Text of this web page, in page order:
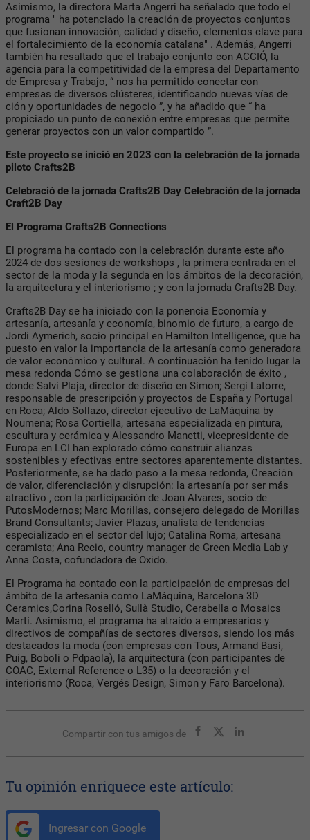
Asimismo, la directora Marta Angerri ha señalado que todo el
programa " ha potenciado la creación de proyectos conjuntos
que fusionan innovación, calidad y diseño, elementos clave para
el fortalecimiento de la economía catalana" . Además, Angerri
también ha resaltado que el trabajo conjunto con ACCIÓ, la
agencia para la competitividad de la empresa del Departamento
de Empresa y Trabajo, “ nos ha permitido conectar con
empresas de diversos clústeres, identificando nuevas vías de
ción y oportunidades de negocio ”, y ha añadido que “ ha
propiciado un punto de conexión entre empresas que permite
generar proyectos con un valor compartido ”.
Este proyecto se inició en 2023 con la celebración de la jornada
piloto Crafts2B
Celebració de la jornada Crafts2B Day Celebración de la jornada
Craft2B Day
El Programa Crafts2B Connections
El programa ha contado con la celebración durante este año
2024 de dos sesiones de workshops , la primera centrada en el
sector de la moda y la segunda en los ámbitos de la decoración,
la arquitectura y el interiorismo ; y con la jornada Crafts2B Day.
Crafts2B Day se ha iniciado con la ponencia Economía y
artesanía, artesanía y economía, binomio de futuro, a cargo de
Jordi Aymerich, socio principal en Hamilton Intelligence, que ha
puesto en valor la importancia de la artesanía como generadora
de valor económico y cultural. A continuación ha tenido lugar la
mesa redonda Cómo se gestiona una colaboración de éxito ,
donde Salvi Plaja, director de diseño en Simon; Sergi Latorre,
responsable de prescripción y proyectos de España y Portugal
en Roca; Aldo Sollazo, director ejecutivo de LaMáquina by
Noumena; Rosa Cortiella, artesana especializada en pintura,
escultura y cerámica y Alessandro Manetti, vicepresidente de
Europa en LCI han explorado cómo construir alianzas
sostenibles y efectivas entre sectores aparentemente distantes.
Posteriormente, se ha dado paso a la mesa redonda, Creación
de valor, diferenciación y disrupción: la artesanía por ser más
atractivo , con la participación de Joan Alvares, socio de
PutosModernos; Marc Morillas, consejero delegado de Morillas
Brand Consultants; Javier Plazas, analista de tendencias
especializado en el sector del lujo; Catalina Roma, artesana
ceramista; Ana Recio, country manager de Green Media Lab y
Anna Costa, cofundadora de Oxido.
El Programa ha contado con la participación de empresas del
ámbito de la artesanía como LaMáquina, Barcelona 3D
Ceramics,Corina Roselló, Sullà Studio, Cerabella o Mosaics
Martí. Asimismo, el programa ha atraído a empresarios y
directivos de compañías de sectores diversos, siendo los más
destacados la moda (con empresas con Tous, Armand Basi,
Puig, Boboli o Pdpaola), la arquitectura (con participantes de
COAC, External Reference o L35) o la decoración y el
interiorismo (Roca, Vergés Design, Simon y Faro Barcelona).
Compartir con tus amigos de
Tu opinión enriquece este artículo:
Ingresar con Google